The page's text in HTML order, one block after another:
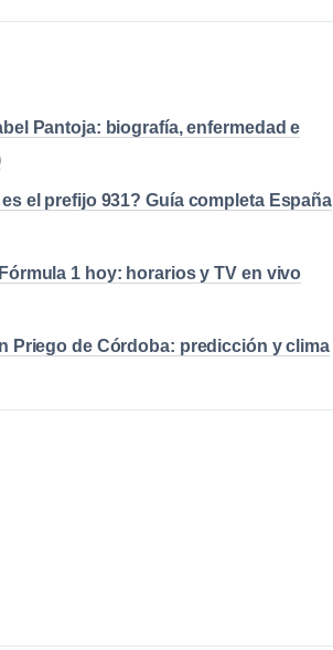
Pantoja: biografía, enfermedad e
el prefijo 931? Guía completa España
1 hoy: horarios y TV en vivo
Priego de Córdoba: predicción y clima